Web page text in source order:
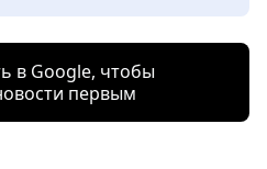
в Google, чтобы
первым